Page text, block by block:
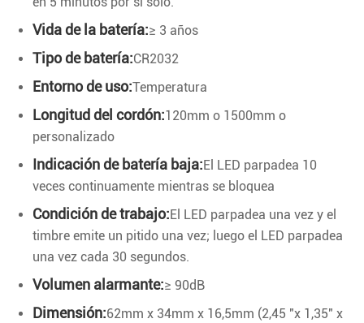
Vida de la batería:≥ 3 años
Tipo de batería:CR2032
Entorno de uso:Temperatura
Longitud del cordón:120mm o 1500mm o
personalizado
Indicación de batería baja: El LED parpadea 10
veces continuamente mientras se bloquea
Condición de trabajo: El LED parpadea una vez y el
timbre emite un pitido una vez; luego el LED parpadea
una vez cada 30 segundos.
Volumen alarmante:≥ 90dB
Dimensión:62mm x 34mm x 16,5mm (2,45 "x 1,35" x